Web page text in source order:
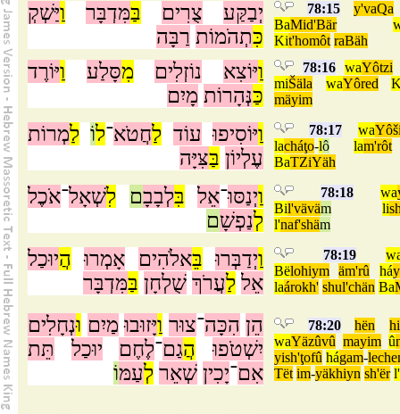
יְבַקַּע צֻרִים בַּמִּדְבָּר וַיַּשְׁקְ
כִּתְהֹמוֹת רַבָּה
78:15
y'vaQa
BaMid'Bär
Kit'homôt raBäh
וַיּוֹצִא נוֹזְלִים מִסָּלַע וַיּוֹרֶד
כַּנְּהָרוֹת מָיִם
78:16 waYôtzi
miŠäla waYôred
mäyim
וַיּוֹסִיפוּ עוֹד לַחֲטֹא־לוֹ לַמְרוֹת
עֶלְיוֹן בַּצִּיָּה
78:17 wa
lacháţo-lô lam'rôt
BaTZiYäh
וַיְנַסּוּ־אֵל בִּלְבָבָם לִשְׁאָל־אֹכֶל
לְנַפְשָׁם
78:18 wa
Bil'väväm li
l'naf'shäm
וַיְדַבְּרוּ בֵּאלֹהִים אָמְרוּ הֲיוּכַל
אֵל לַעֲרֹךְ שֻׁלְחָן בַּמִּדְבָּר
78:19
Bëlohiym äm'rû há
laárokh' shul'chän Ba
הֵן הִכָּה־צוּר וַיָּזוּבוּ מַיִם וּנְחָלִים
יִשְׁטֹפוּ
הֲגַם־לֶחֶם יוּכַל
תֵּת
אִם־יָכִין שְׁאֵר לְעַמּוֹ
78:20 hën
waYäzûvû mayim û
yish'ţofû hágam-
Tët im-yäkhiyn sh'ër l'